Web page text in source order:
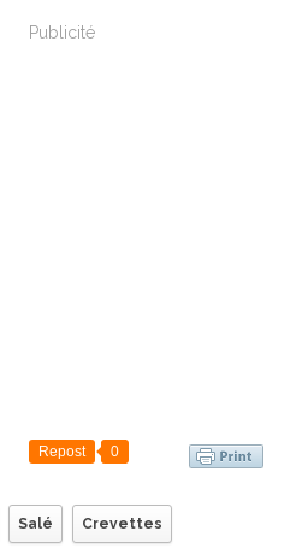
Publicité
Repost 0
Salé Crevettes